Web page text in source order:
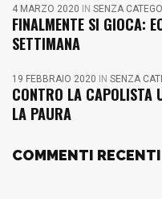
4 MARZO 2020 IN SENZA
FINALMENTE SI GIOCA:
SETTIMANA
19 FEBBRAIO 2020 IN SENZA
CONTRO LA CAPOLISTA
LA PAURA
COMMENTI RECENTI